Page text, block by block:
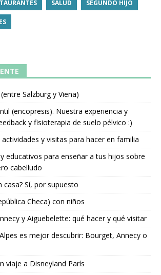
SALUD SEGUNDO HIJO
Salzburg y Viena)
(encopresis). Nuestra experiencia y
y fisioterapia de suelo pélvico :)
y visitas para hacer en familia
educativos para enseñar a tus hijos sobre
cabelludo
casa? Sí, por supuesto
Checa) con niños
y Aiguebelette: qué hacer y qué visitar
es mejor descubrir: Bourget, Annecy o
viaje a Disneyland París